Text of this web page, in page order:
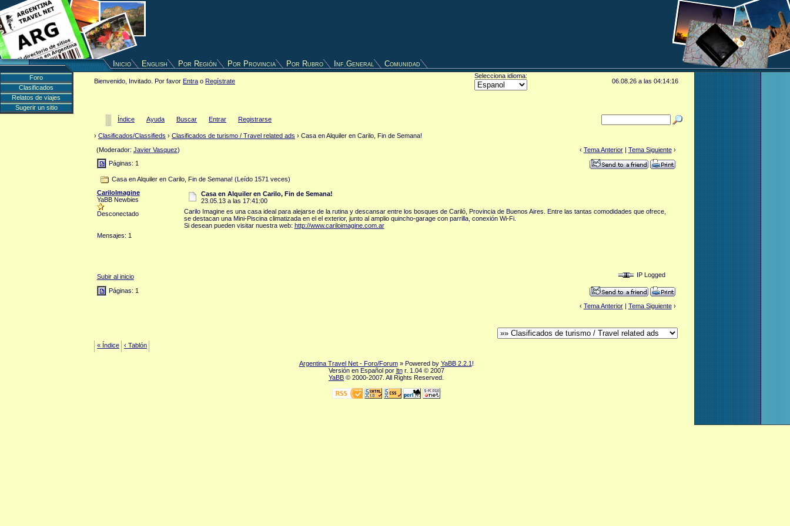
Inicio English Por Región Por Provincia Por Rubro Inf.General Comunidad
Foro
Clasificados
Relatos de viajes
Sugerir un sitio
Bienvenido, Invitado. Por favor Entra o Regístrate
Selecciona idioma:
06.08.26 a las 04:14:16
Índice Ayuda Buscar Entrar Registrarse
› Clasificados/Classifieds › Clasificados de turismo / Travel related ads › Casa en Alquiler en Carilo, Fin de Semana!
(Moderador: Javier Vasquez) ‹ Tema Anterior| Tema Siguiente›
Páginas: 1
Casa en Alquiler en Carilo, Fin de Semana! (Leído 1571 veces)
CariloImagine
YaBB Newbies
Desconectado
Mensajes: 1
Casa en Alquiler en Carilo, Fin de Semana!
23.05.13 a las 17:41:00
Carilo Imagine es una casa ideal para alejarse de la rutina y descansar entre los bosques de Cariló, Provincia de Buenos Aires. Entre las tantas comodidades que ofrece,
se destacan una Mini-Piscina climatizada en el el exterior, junto al amplio quincho-garage con parrilla, conexión Wi-Fi.
Si desean pueden visitar nuestra web: http://www.cariloimagine.com.ar
Subir al inicio IP Logged
Páginas: 1
‹ Tema Anterior| Tema Siguiente›
« Índice ‹ Tablón
Argentina Travel Net - Foro/Forum» Powered by YaBB 2.2.1 !
Versión en Español por ltnr. 1.04 © 2007
YaBB © 2000-2007. All Rights Reserved.